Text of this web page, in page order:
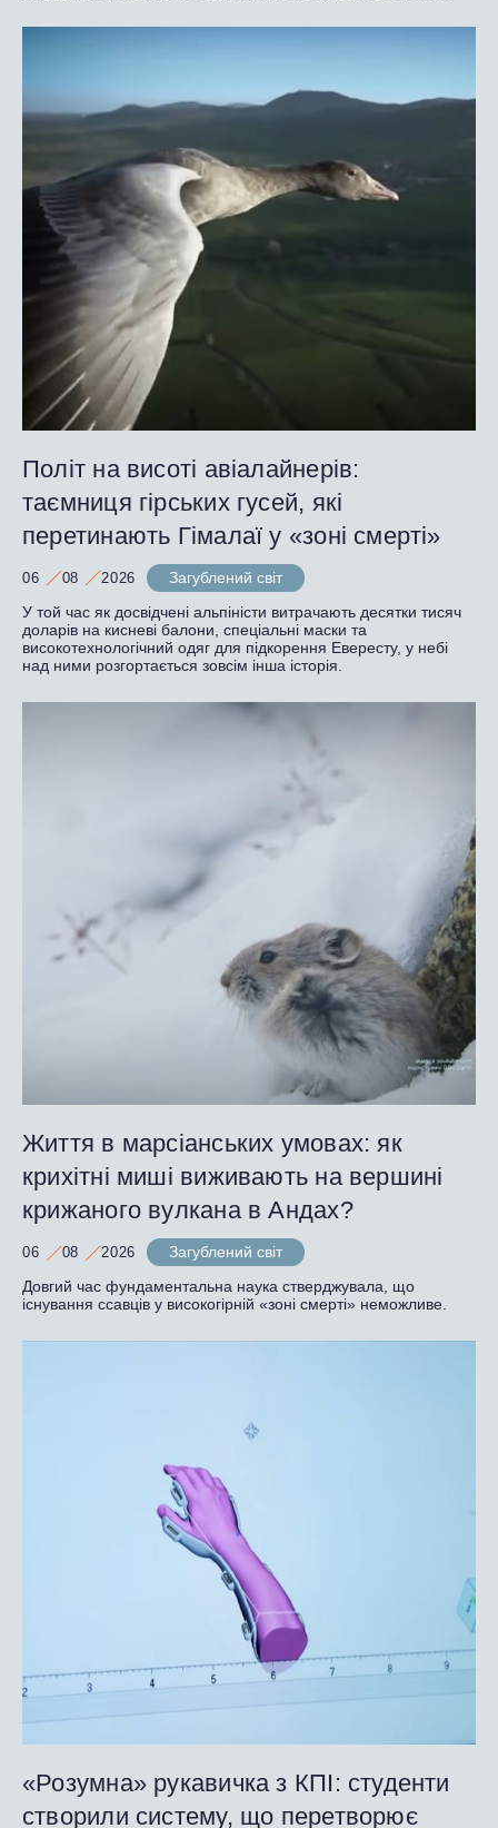
Політ на висоті авіалайнерів:
таємниця гірських гусей, які
перетинають Гімалаї у «зоні смерті»
06 08 2026
Загублений світ
У той час як досвідчені альпіністи витрачають десятки тисяч
доларів на кисневі балони, спеціальні маски та
високотехнологічний одяг для підкорення Евересту, у небі
над ними розгортається зовсім інша історія.
Життя в марсіанських умовах: як
крихітні миші виживають на вершині
крижаного вулкана в Андах?
06 08 2026
Загублений світ
Довгий час фундаментальна наука стверджувала, що
існування ссавців у високогірній «зоні смерті» неможливе.
«Розумна» рукавичка з КПІ: студенти
створили систему, що перетворює